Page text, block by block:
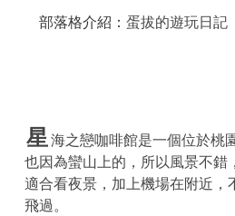
部落格介紹： 蛋拔的遊玩日記
星 海之戀咖啡館是一個位於桃
也因為蠻山上的，所以風景不錯
適合看夜景，加上機場在附近，
飛過。